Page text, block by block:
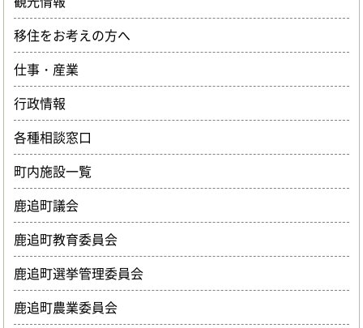
移住をお考えの方へ
仕事・産業
行政情報
各種相談窓口
町内施設一覧
鹿追町議会
鹿追町教育委員会
鹿追町選挙管理委員会
鹿追町農業委員会